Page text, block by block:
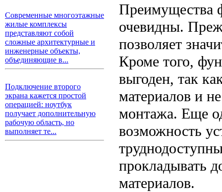
Современные многоэтажные
жилые комплексы
представляют собой
сложные архитектурные и
инженерные объекты,
объединяющие в...
Подключение второго
экрана кажется простой
операцией: ноутбук
получает дополнительную
рабочую область, но
выполняет те...
Преимущества
очевидны.
позволяет
Кроме того,
выгоден, так
материалов и
монтажа. Еще
возможность
прокладывать
материалов.